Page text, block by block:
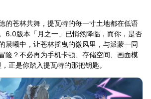
的苍林共舞，提瓦特的每一寸土地都在低语
6.0版本「月之一」已悄然降临，而你，是否
晨曦中，让苍林摇曳的微风里，与派蒙一同
险？不必再为手机卡顿、存储空间、画面模
正是你踏入提瓦特的那把钥匙。